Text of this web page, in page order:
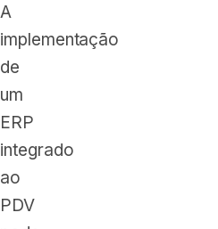
A
implementação
de
um
ERP
integrado
ao
PDV